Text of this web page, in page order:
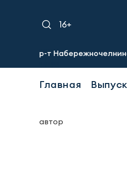
16+
т Набережночелнинский,
Главная
автор